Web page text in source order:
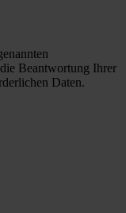
Beantwortung Ihrer
Daten.